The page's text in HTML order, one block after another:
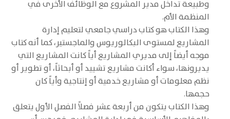
وطبيعة تداخل مدير المشروع مع الوظائف الأخرى في
المنظمة الأم.
وهذا الكتاب هو كتاب دراسي جامعي لتعليم إدارة
المشاريع لمستوى البكالوريوس والماجستير، كما أنه كتاب
موجه أيضاً إلى مديري المشاريع أياً كانت المشاريع التي
يديرونها، سواء أكانت مشاريع تشييد أو أبحاثاً، أو تطوير أو
نظم معلومات أو مشاريع خدمية أو إنتاجية وأياً كان
حجمها.
وهذا الكتاب يتكون من أربعة عشر فصلاً الفصل الأول يتعلق